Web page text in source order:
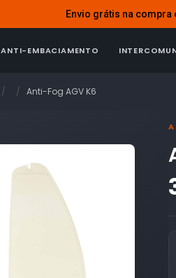
Envio grátis na
ANTI-EMBACIAMENTO
Anti-Fog AGV K6